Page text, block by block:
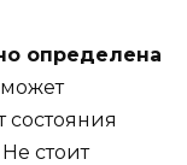
определена
состояния
стоит